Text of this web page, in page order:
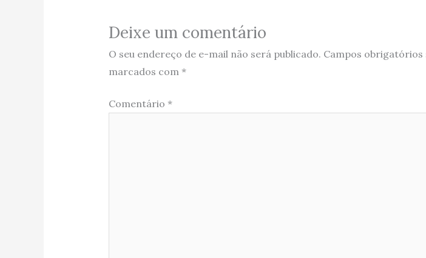
Deixe um comentário
O seu endereço de e-mail não será publicado. Campos obrigatórios
marcados com *
Comentário *